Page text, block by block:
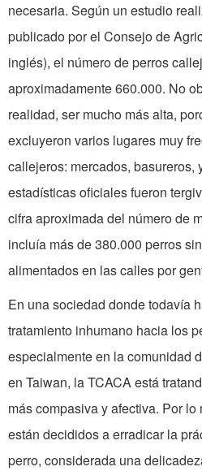
necesaria. Según un estudio
publicado por el Consejo de
inglés), el número de perros
aproximadamente 660.000. No
realidad, ser mucho más alta,
excluyeron varios lugares muy
callejeros: mercados, basureros,
estadísticas oficiales fueron
cifra aproximada del número de
incluía más de 380.000 perros
alimentados en las calles por
En una sociedad donde todavía
tratamiento inhumano hacia los
especialmente en la comunidad
en Taiwan, la TCACA está
más compasiva y afectiva. Por
están decididos a erradicar la
perro, considerada una